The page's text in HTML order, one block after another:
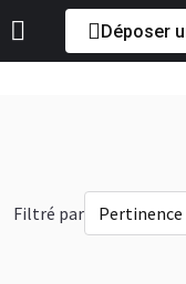
Déposer
Filtré par Pertinence